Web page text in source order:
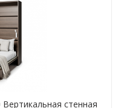
Вертикальная cтенная